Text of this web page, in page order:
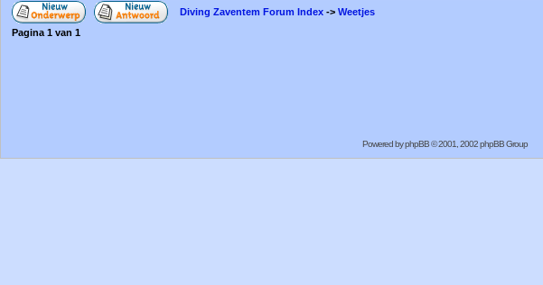
Diving Zaventem Forum Index -> Weetjes
Pagina 1 van 1
Powered byphpBB© 2001, 2002 phpBB Group